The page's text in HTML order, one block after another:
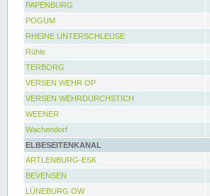
PAPENBURG
POGUM
RHEINE UNTERSCHLEUSE
Rühle
TERBORG
VERSEN WEHR OP
VERSEN WEHRDURCHSTICH
WEENER
Wachendorf
ELBESEITENKANAL
ARTLENBURG-ESK
BEVENSEN
LÜNEBURG OW